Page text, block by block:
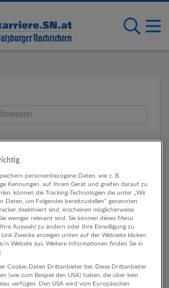
personenbezogene Daten, wie z. B.
Kennungen, auf Ihrem Gerät und greifen darauf zu
können die Tracking-Technologien die unter „Wir
Daten, um Folgendes bereitzustellen“ genannten
deaktiviert sind, erscheinen möglicherweise
weniger relevant sind. Sie können dieses Menü
Auswahl zu ändern oder Ihre Einwilligung zu
Zwecke anzeigen unten auf der Webseite klicken.
n Website aus. Weitere Informationen finden Sie in
Cookie-Daten Drittanbieter bei. Diese Drittanbieter
(wie zum Beispiel den USA) haben, die über kein
verfügen. Den USA wird vom Europäischen